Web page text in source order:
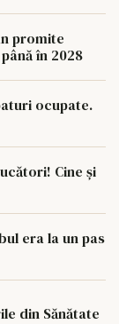
promite
în 2028
ocupate.
Cine și
era la un pas
din Sănătate